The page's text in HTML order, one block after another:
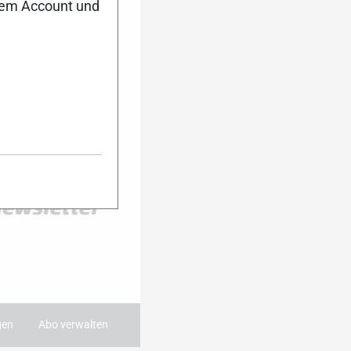
Anmeldung
auf dem
melde dich
Abo verwalten
Account und